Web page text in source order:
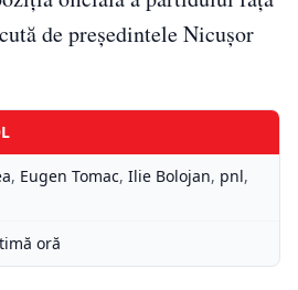
de președintele Nicușor
, Eugen Tomac, Ilie Bolojan, pnl,
oră